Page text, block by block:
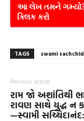
આ લેખ તમને ગમ્યો?
ક્લિક કરો
TAGS swami
Previous article
રામ જો અશાંતિથી
રાવણ સાથે યુદ્ધ ન
—સ્વામી